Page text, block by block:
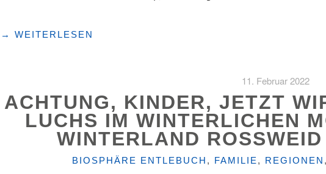
"IM
UMGEBUNG
ERKUNDEN"
→ WEITERLESEN
11. Februar 2022
ACHTUNG, KINDER, JETZT
LUCHS IM WINTERLICHEN
WINTERLAND
KATEGORIEN
BIOSPHÄRE ENTLEBUCH , FAMILIE , REGIONEN ,